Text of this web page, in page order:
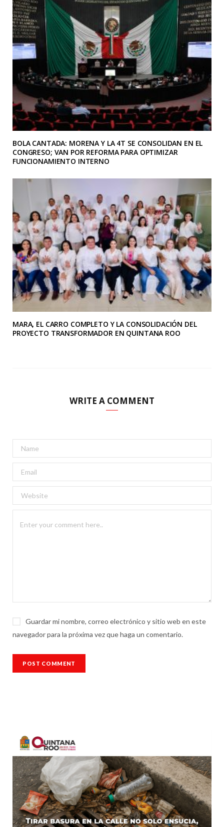
BOLA CANTADA: MORENA Y LA 4T SE CONSOLIDAN EN EL
CONGRESO; VAN POR REFORMA PARA OPTIMIZAR
FUNCIONAMIENTO INTERNO
MARA, EL CARRO COMPLETO Y LA CONSOLIDACIÓN DEL
PROYECTO TRANSFORMADOR EN QUINTANA ROO
WRITE A COMMENT
Guardar mi nombre, correo electrónico y sitio web en este
navegador para la próxima vez que haga un comentario.